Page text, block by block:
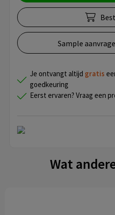
Sample
Je ontvangt altijd gratis
goedkeuring
Eerst ervaren? Vraag een
Wat